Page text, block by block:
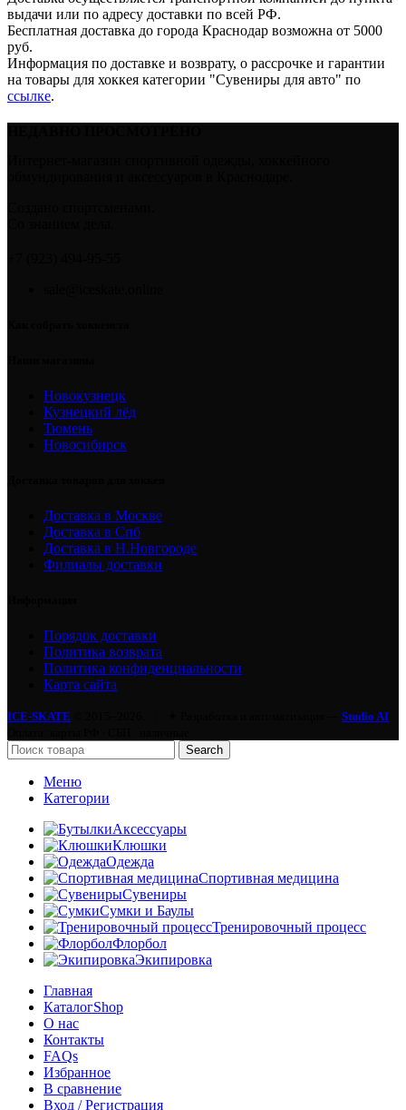
выдачи или по адресу доставки по всей РФ.
Бесплатная доставка до города Краснодар возможна от 5000
руб.
Информация по доставке и возврату, о рассрочке и гарантии
на товары для хоккея категории "Сувениры для авто" по
ссылке.
Новокузнецк
Кузнецкий лёд
Тюмень
Новосибирск
Доставка в Москве
Доставка в Спб
Доставка в Н.Новгороде
Филиалы доставки
Порядок доставки
Политика возврата
Политика конфиденциальности
Карта сайта
ICE-SKATE
Studio AI
Search
Меню
Категории
Аксессуары
Клюшки
Одежда
Спортивная медицина
Сувениры
Сумки и Баулы
Тренировочный процесс
Флорбол
Экипировка
Главная
КаталогShop
О нас
Контакты
FAQs
Избранное
В сравнение
Вход / Регистрация